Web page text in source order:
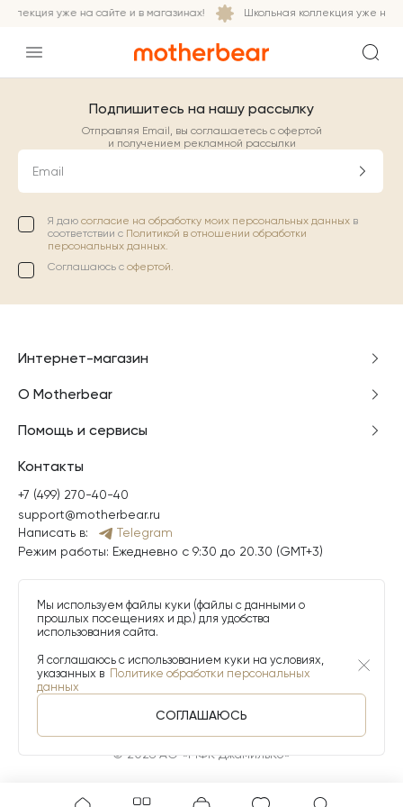
уже на сайте и в магазинах! Школьная коллекция уже на
Подпишитесь на нашу рассылку
Отправляя Email, вы соглашаетесь с офертой
и получением рекламной рассылки
Email
Я даю согласие на обработку моих персональных данных в
соответствии с Политикой в отношении обработки
персональных данных.
Соглашаюсь с офертой.
Интернет-магазин
О Motherbear
Помощь и сервисы
Контакты
+7 (499) 270-40-40
support@motherbear.ru
Написать в:
Telegram
Режим работы: Ежедневно с 9:30 до 20.30 (GMT+3)
© 2026 АО «МФК ДжамильКо»
Мы используем файлы куки (файлы с данными о
прошлых посещениях и др.) для удобства
использования сайта.
Я соглашаюсь с использованием куки на условиях,
указанных в Политике обработки персональных
данных
СОГЛАШАЮСЬ